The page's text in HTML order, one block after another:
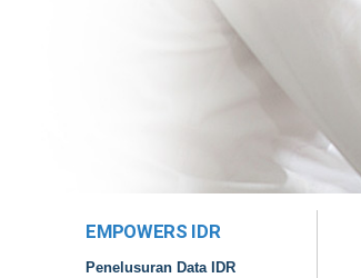
EMPOWERS IDR
Penelusuran Data IDR